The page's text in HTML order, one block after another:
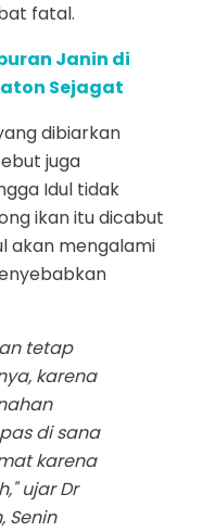
fatal.
Janin di
Sejagat
dibiarkan
juga
Idul tidak
ikan itu dicabut
akan mengalami
tetap
karena
di sana
karena
ujar Dr
Senin